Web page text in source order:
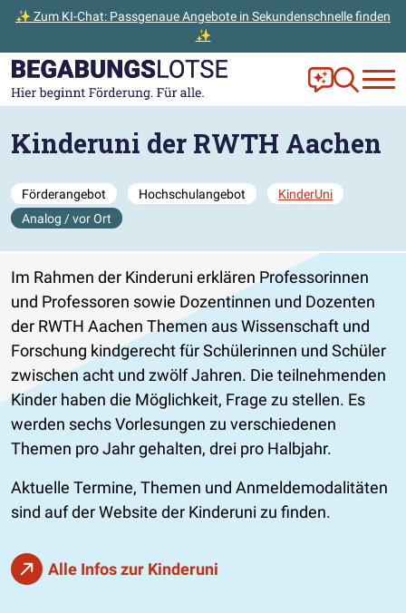
✨ Zum KI-Chat: Passgenaue Angebote in Sekundenschnelle finden
✨
Zum Hauptinhalt der Seite springen
Zur Startseite gehen Frag Ella!
Zur
Kinderuni der RWTH Aachen
Förderangebot Hochschulangebot
KinderUni
Analog / vor Ort
Im Rahmen der Kinderuni erklären Professorinnen
und Professoren sowie Dozentinnen und Dozenten
der RWTH Aachen Themen aus Wissenschaft und
Forschung kindgerecht für Schülerinnen und Schüler
zwischen acht und zwölf Jahren. Die teilnehmenden
Kinder haben die Möglichkeit, Frage zu stellen. Es
werden sechs Vorlesungen zu verschiedenen
Themen pro Jahr gehalten, drei pro Halbjahr.
Aktuelle Termine, Themen und Anmeldemodalitäten
sind auf der Website der Kinderuni zu finden.
Alle Infos zur Kinderuni